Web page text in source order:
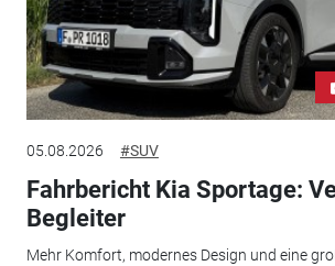
05.08.2026 #SUV
Fahrbericht Kia Sportage:
Begleiter
Mehr Komfort, modernes Design und eine